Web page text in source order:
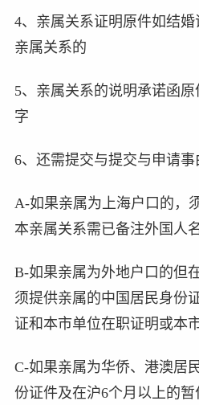
4、亲属关系证明原件如结
亲属关系的
5、亲属关系的说明承诺函
字
6、还需提交与提交与申请事
A-如果亲属为上海户口的，
本亲属关系需已备注外国人
B-如果亲属为外地户口的但
须提供亲属的中国居民身份
证和本市单位在职证明或本
C-如果亲属为华侨、港澳居
份证件及在沪6个月以上的暂